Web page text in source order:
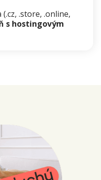
.store, .online,
s hostingovým